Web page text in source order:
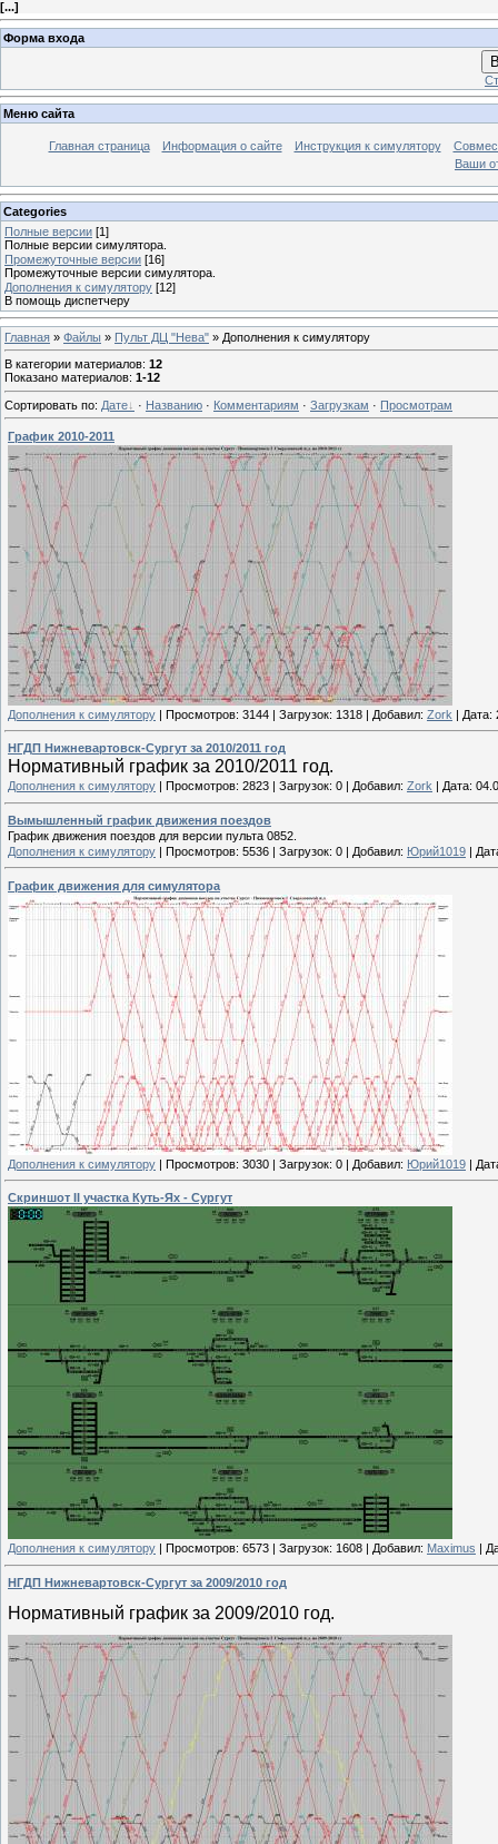
[...]
Форма входа
Меню сайта
Главная страница Информация о сайте Инструкция к симулятору
Ваши
Categories
Полные версии [1]
Полные версии симулятора.
Промежуточные версии [16]
Промежуточные версии симулятора.
Дополнения к симулятору [12]
В помощь диспетчеру
Главная » Файлы » Пульт ДЦ "Нева" » Дополнения к симулятору
В категории материалов: 12
Показано материалов: 1-12
Сортировать по: Дате · Названию · Комментариям · Загрузкам · Просмотрам
График 2010-2011
Дополнения к симулятору | Просмотров: 3144 | Загрузок: 1318 | Добавил: Zork | Дата:
НГДП Нижневартовск-Сургут за 2010/2011 год
Нормативный график за 2010/2011 год.
Дополнения к симулятору Просмотров: 2823 Загрузок: 0 Добавил: Zork Дата:
Вымышленный график движения поездов
График движения поездов для версии пульта 0852.
Дополнения к симулятору | Просмотров: 5536 | Загрузок: 0 | Добавил: Юрий1019 |
График движения для симулятора
Дополнения к симулятору | Просмотров: 3030 | Загрузок: 0 | Добавил: Юрий1019 |
Скриншот II участка Куть-Ях - Сургут
Дополнения к симулятору Просмотров: 6573 Загрузок: 1608 Добавил: Maximus
НГДП Нижневартовск-Сургут за 2009/2010 год
Нормативный график за 2009/2010 год.